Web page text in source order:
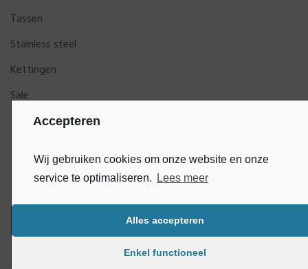
Accepteren
Wij gebruiken cookies om onze website en onze
service te optimaliseren.
Lees meer
Alles accepteren
Enkel functioneel
Tassen
Stainless steel
Kettingen
Sale
Copyright © DijkGelukSieraden | Ontwikkeld door